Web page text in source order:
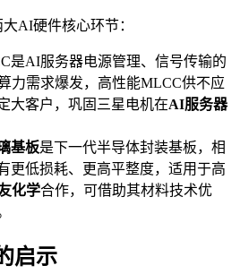
AI硬件核心环节：
是AI服务器电源管理、信号传输的
力需求爆发，高性能MLCC供不应
大客户，巩固三星电机在AI服务器
基板是下一代半导体封装基板，相
更低损耗、更高平整度，适用于高
化学合作，可借助其材料技术优
启示